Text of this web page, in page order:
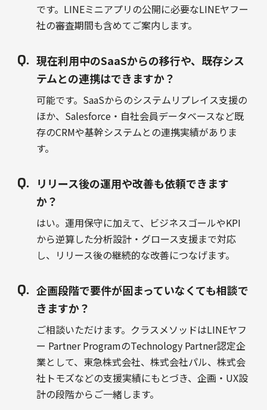
です。LINEミニアプリの公開に必要なLINEヤフー
社の審査期間も含めてご案内します。
現在利用中のSaaSからの移行や、既存シス
テムとの連携はできますか？
可能です。SaaSからのシステムリプレイス支援の
ほか、Salesforce・自社会員データベースなど既
存のCRMや基幹システムとの連携実績がありま
す。
リリース後の運用や改善も依頼できます
か？
はい。運用保守に加えて、ビジネスゴールやKPI
から逆算した分析設計・グロース支援まで対応
し、リリース後の継続的な改善につなげます。
企画段階で要件が固まっていなくても相談で
きますか？
ご相談いただけます。クラスメソッドはLINEヤフ
ー Partner ProgramのTechnology Partner認定企
業として、東急株式会社、株式会社パル、株式会
社トモズなどの支援実績にもとづき、企画・UX設
計の段階からご一緒します。